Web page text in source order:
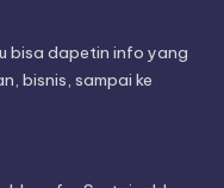
bisa dapetin info yang
bisnis, sampai ke